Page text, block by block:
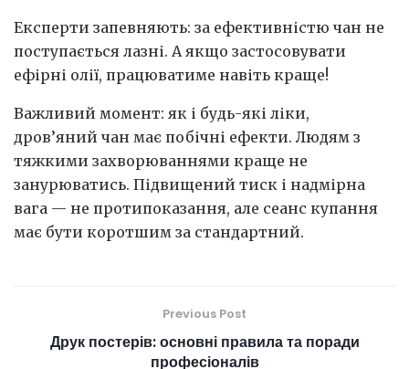
Експерти запевняють: за ефективністю чан не
поступається лазні. А якщо застосовувати
ефірні олії, працюватиме навіть краще!
Важливий момент: як і будь-які ліки,
дров’яний чан має побічні ефекти. Людям з
тяжкими захворюваннями краще не
занурюватись. Підвищений тиск і надмірна
вага — не протипоказання, але сеанс купання
має бути коротшим за стандартний.
Previous Post
Друк постерів: основні правила та поради
професіоналів